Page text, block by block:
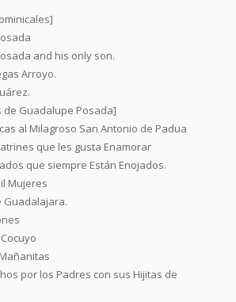
and his only son.
Arroyo.
de Guadalupe Posada]
al Milagroso San Antonio de Padua
que les gusta Enamorar
que siempre Están Enojados.
Mujeres
Guadalajara.
por los Padres con sus Hijitas de